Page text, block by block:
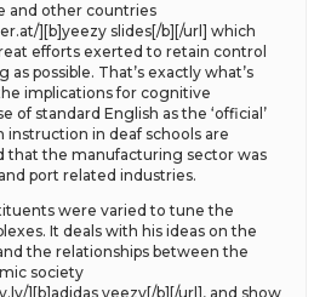
and other countries
][b]yeezy slides[/b][/url] which
efforts exerted to retain control
as possible. That’s exactly what’s
implications for cognitive
of standard English as the ‘official’
instruction in deaf schools are
that the manufacturing sector was
port related industries.
were varied to tune the
It deals with his ideas on the
the relationships between the
society
][b]adidas yeezy[/b][/url], and show